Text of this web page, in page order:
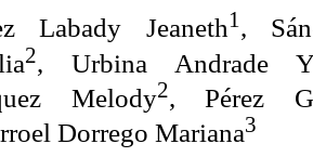
Labady Jeaneth1 ,
2, Urbina Andrade
Melody2, Pérez
Dorrego Mariana3